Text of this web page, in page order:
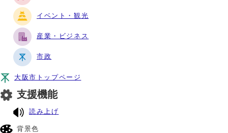
イベント・観光
産業・ビジネス
市政
大阪市トップページ
支援機能
読み上げ
背景色